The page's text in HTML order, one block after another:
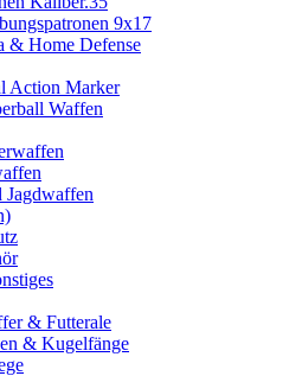
9x17
& Home Defense
Action Marker
Waffen
Jagdwaffen
& Futterale
& Kugelfänge